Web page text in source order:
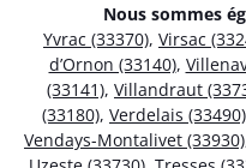
Nous sommes
Yvrac (33370), Virsac
d’Ornon (33140),
(33141), Villandraut
(33180), Verdelais (33490)
Vendays-Montalivet (33930)